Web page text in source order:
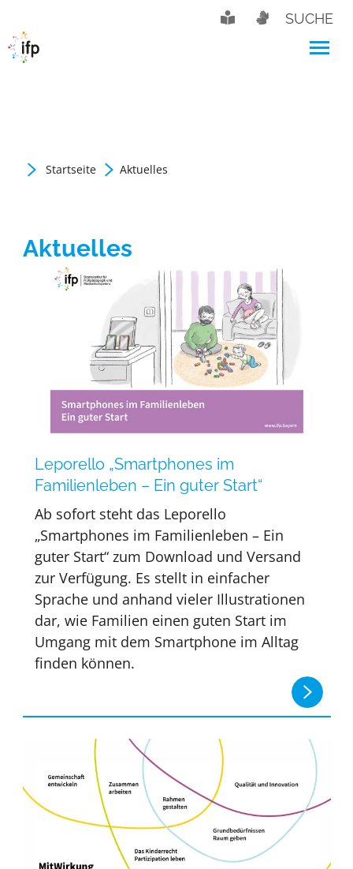
SUCHE
Startseite Aktuelles
Aktuelles
Leporello „Smartphones im
Familienleben – Ein guter Start“
Ab sofort steht das Leporello
„Smartphones im Familienleben – Ein
guter Start“ zum Download und Versand
zur Verfügung. Es stellt in einfacher
Sprache und anhand vieler Illustrationen
dar, wie Familien einen guten Start im
Umgang mit dem Smartphone im Alltag
finden können.